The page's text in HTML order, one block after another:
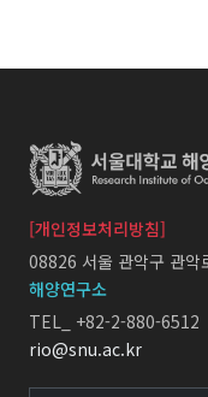
[개인정보처리방침]
08826 서울 관악구 관
해양연구소
TEL_ +82-2-880-
rio@snu.ac.kr